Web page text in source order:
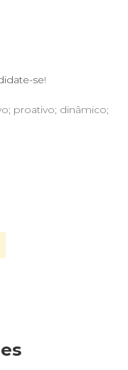
se!
proativo; dinâmico;